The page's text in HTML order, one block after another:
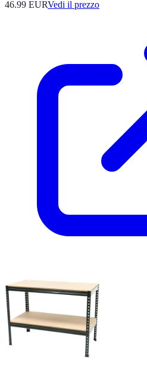
46.99 EURVedi il prezzo